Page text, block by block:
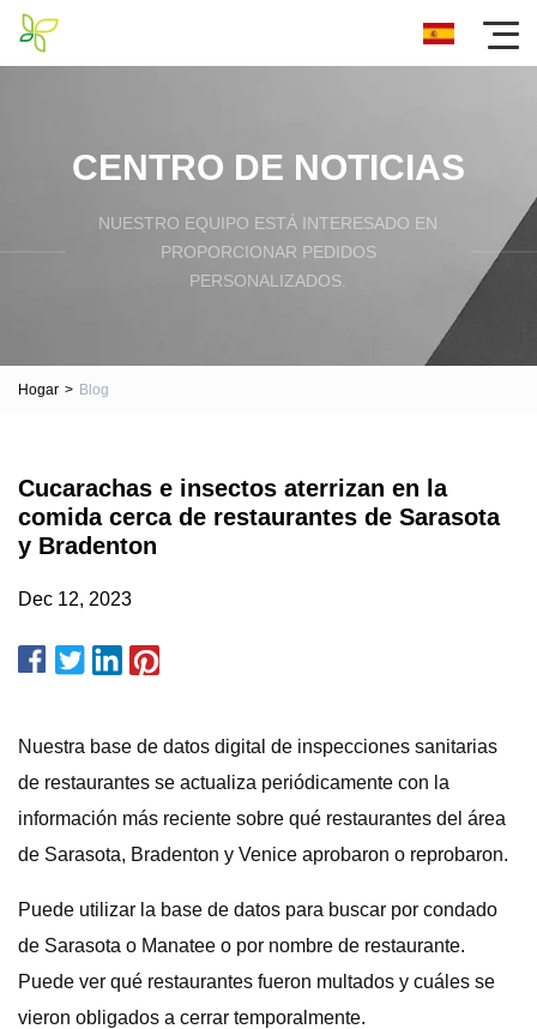
CENTRO DE NOTICIAS
NUESTRO EQUIPO ESTÁ INTERESADO EN
PROPORCIONAR PEDIDOS
PERSONALIZADOS.
Hogar > Blog
Cucarachas e insectos aterrizan en la
comida cerca de restaurantes de Sarasota
y Bradenton
Dec 12, 2023
Nuestra base de datos digital de inspecciones sanitarias
de restaurantes se actualiza periódicamente con la
información más reciente sobre qué restaurantes del área
de Sarasota, Bradenton y Venice aprobaron o reprobaron.
Puede utilizar la base de datos para buscar por condado
de Sarasota o Manatee o por nombre de restaurante.
Puede ver qué restaurantes fueron multados y cuáles se
vieron obligados a cerrar temporalmente.